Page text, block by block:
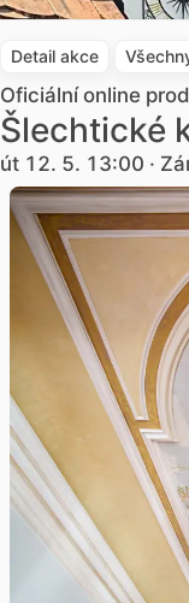
Detail akce
Oficiální online
Šlechtické
út 12. 5. 13:00 ·